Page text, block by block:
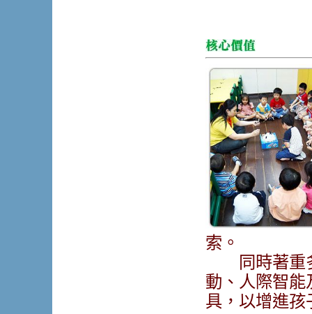
索。
同時著重多
動、人際智能
具，以增進孩